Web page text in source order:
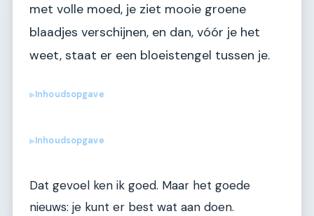
met volle moed, je ziet mooie groene
blaadjes verschijnen, en dan, vóór je het
weet, staat er een bloeistengel tussen je.
▶Inhoudsopgave
▶Inhoudsopgave
Dat gevoel ken ik goed. Maar het goede
nieuws: je kunt er best wat aan doen.